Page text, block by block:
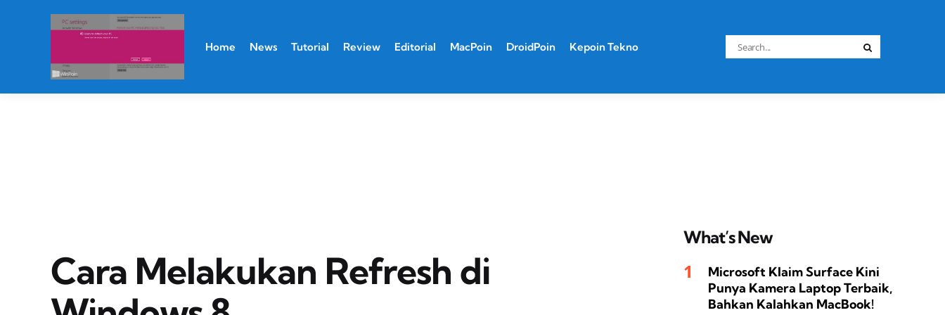
Home News Tutorial Review Editorial MacPoin DroidPoin Kepoin Tekno
Search
for:
Cara Melakukan Refresh di
What’s New
Microsoft Klaim Surface Kini
Punya Kamera Laptop Terbaik,
Bahkan Kalahkan MacBook!